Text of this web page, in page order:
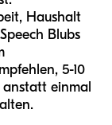
Haushalt
Blubs
5-10
einmal